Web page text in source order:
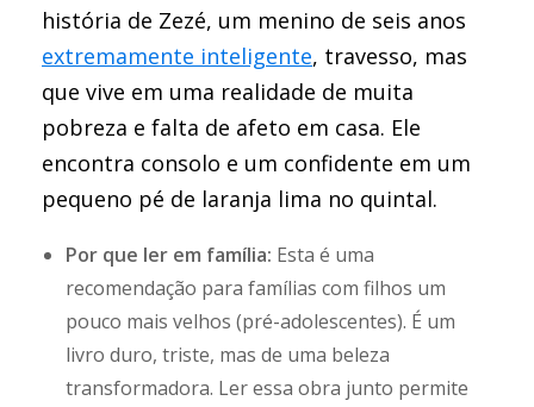
história de Zezé, um menino de seis anos
extremamente inteligente, travesso, mas
que vive em uma realidade de muita
pobreza e falta de afeto em casa. Ele
encontra consolo e um confidente em um
pequeno pé de laranja lima no quintal.
Por que ler em família: Esta é uma
recomendação para famílias com filhos um
pouco mais velhos (pré-adolescentes). É um
livro duro, triste, mas de uma beleza
transformadora. Ler essa obra junto permite